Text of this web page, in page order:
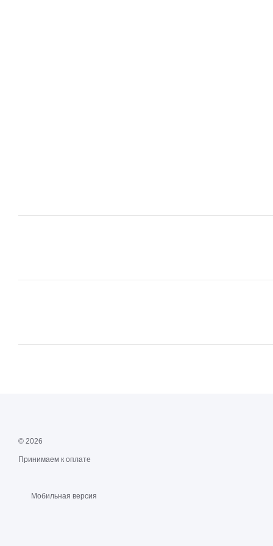
© 2026
Принимаем к оплате
Мобильная версия